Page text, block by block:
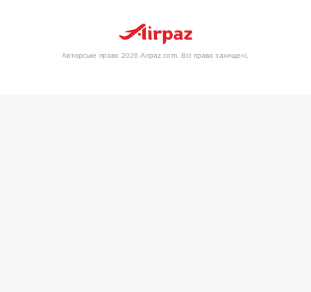
Авторське право 2026 Airpaz.com. Всі права захищені.